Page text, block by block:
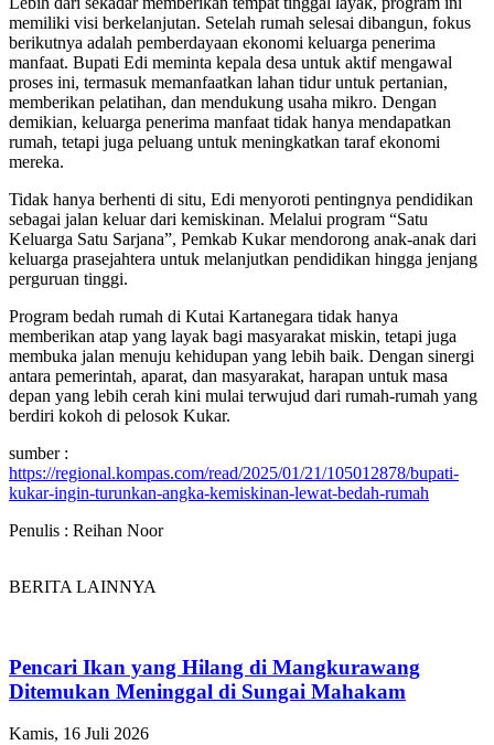
memiliki visi berkelanjutan. Setelah rumah selesai dibangun, fokus
berikutnya adalah pemberdayaan ekonomi keluarga penerima
manfaat. Bupati Edi meminta kepala desa untuk aktif mengawal
proses ini, termasuk memanfaatkan lahan tidur untuk pertanian,
memberikan pelatihan, dan mendukung usaha mikro. Dengan
demikian, keluarga penerima manfaat tidak hanya mendapatkan
rumah, tetapi juga peluang untuk meningkatkan taraf ekonomi
mereka.
Tidak hanya berhenti di situ, Edi menyoroti pentingnya pendidikan
sebagai jalan keluar dari kemiskinan. Melalui program “Satu
Keluarga Satu Sarjana”, Pemkab Kukar mendorong anak-anak dari
keluarga prasejahtera untuk melanjutkan pendidikan hingga jenjang
perguruan tinggi.
Program bedah rumah di Kutai Kartanegara tidak hanya
memberikan atap yang layak bagi masyarakat miskin, tetapi juga
membuka jalan menuju kehidupan yang lebih baik. Dengan sinergi
antara pemerintah, aparat, dan masyarakat, harapan untuk masa
depan yang lebih cerah kini mulai terwujud dari rumah-rumah yang
berdiri kokoh di pelosok Kukar.
sumber :
https://regional.kompas.com/read/2025/01/21/105012878/bupati-
kukar-ingin-turunkan-angka-kemiskinan-lewat-bedah-rumah
Penulis : Reihan Noor
BERITA LAINNYA
Pencari Ikan yang Hilang di Mangkurawang
Ditemukan Meninggal di Sungai Mahakam
Kamis, 16 Juli 2026